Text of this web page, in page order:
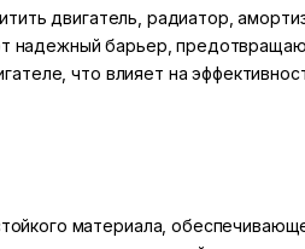
двигатель, радиатор,
надежный барьер,
что влияет на
материала,